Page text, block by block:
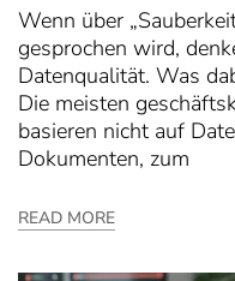
Wenn über
gesprochen wird,
Datenqualität. Was
Die meisten
basieren nicht auf
Dokumenten, zum
READ MORE